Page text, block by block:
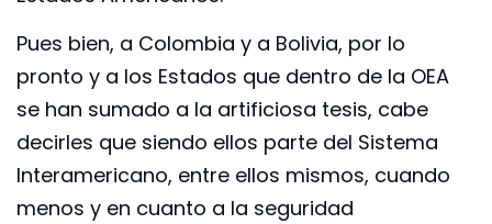
Pues bien, a Colombia y a Bolivia, por lo
pronto y a los Estados que dentro de la OEA
se han sumado a la artificiosa tesis, cabe
decirles que siendo ellos parte del Sistema
Interamericano, entre ellos mismos, cuando
menos y en cuanto a la seguridad